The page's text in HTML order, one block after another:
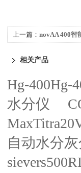
上一篇： novAA 400智
相关产品
Hg-400Hg-
水分仪
自动水分